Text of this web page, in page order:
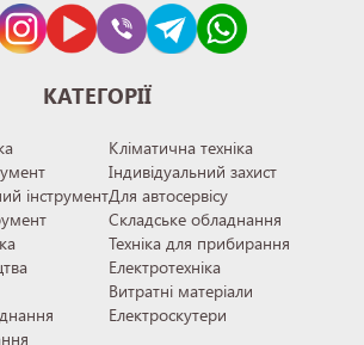
КАТЕГОРІЇ
інструмент
Кліматична техніка
Індивідуальний захист
Для автосервісу
Складське обладнання
Техніка для прибирання
Електротехніка
Витратні матеріали
Електроскутери